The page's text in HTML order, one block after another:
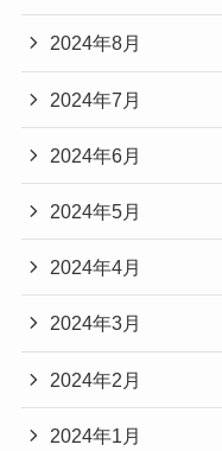
2024年8月
2024年7月
2024年6月
2024年5月
2024年4月
2024年3月
2024年2月
2024年1月